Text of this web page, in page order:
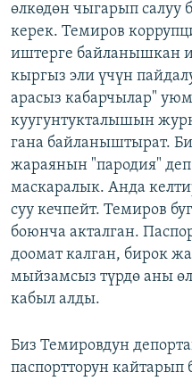
өлкөдөн чыгарып салуу
керек. Темиров
иштерге байланышкан
кыргыз эли үчүн
арасыз кабарчылар"
куугунтукталышын
гана байланыштырат.
жараянын "пародия" деп
маскаралык. Анда
суу кечпейт. Темиров
боюнча акталган.
доомат калган, бирок
мыйзамсыз түрдө аны
кабыл алды.
Биз Темировдун
паспортторун кайтарып